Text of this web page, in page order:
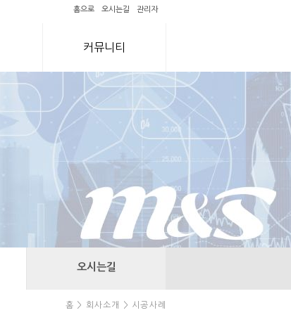
홈으로 오시는길 관리자
커뮤니티
오시는길
홈 > 회사소개 > 시공사례